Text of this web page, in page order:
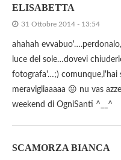
ELISABETTA
31 Ottobre 2014 - 13:54
ahahah
luce del sole…dovevi
fotografa'…;) comunque,l'hai
meravigliaaaaa 😛 nu vas
weekend di OgniSanti ^__^
SCAMORZA BIANCA